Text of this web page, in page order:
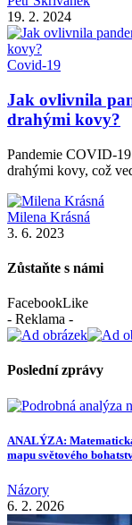
19. 2. 2024
Covid-19
Jak ovlivnila
drahými kovy?
Pandemie COVID-
drahými kovy, což
Milena Krásná
3. 6. 2023
Zůstaňte s námi
FacebookLike
- Reklama -
Poslední zprávy
ANALÝZA:
mapu světového
Názory
6. 2. 2026